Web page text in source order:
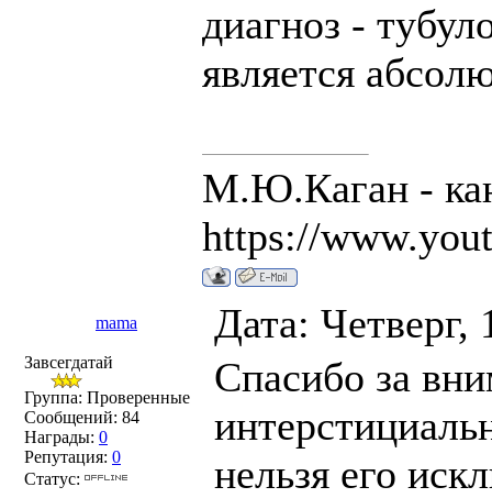
диагноз -
является
М.Ю.Каган -
https://
mama Дата:
Завсегдатай
Группа: Проверенные
Сообщений: 84
Награды: 0
Репутация: 0
Статус:
Спасибо за
нельзя его